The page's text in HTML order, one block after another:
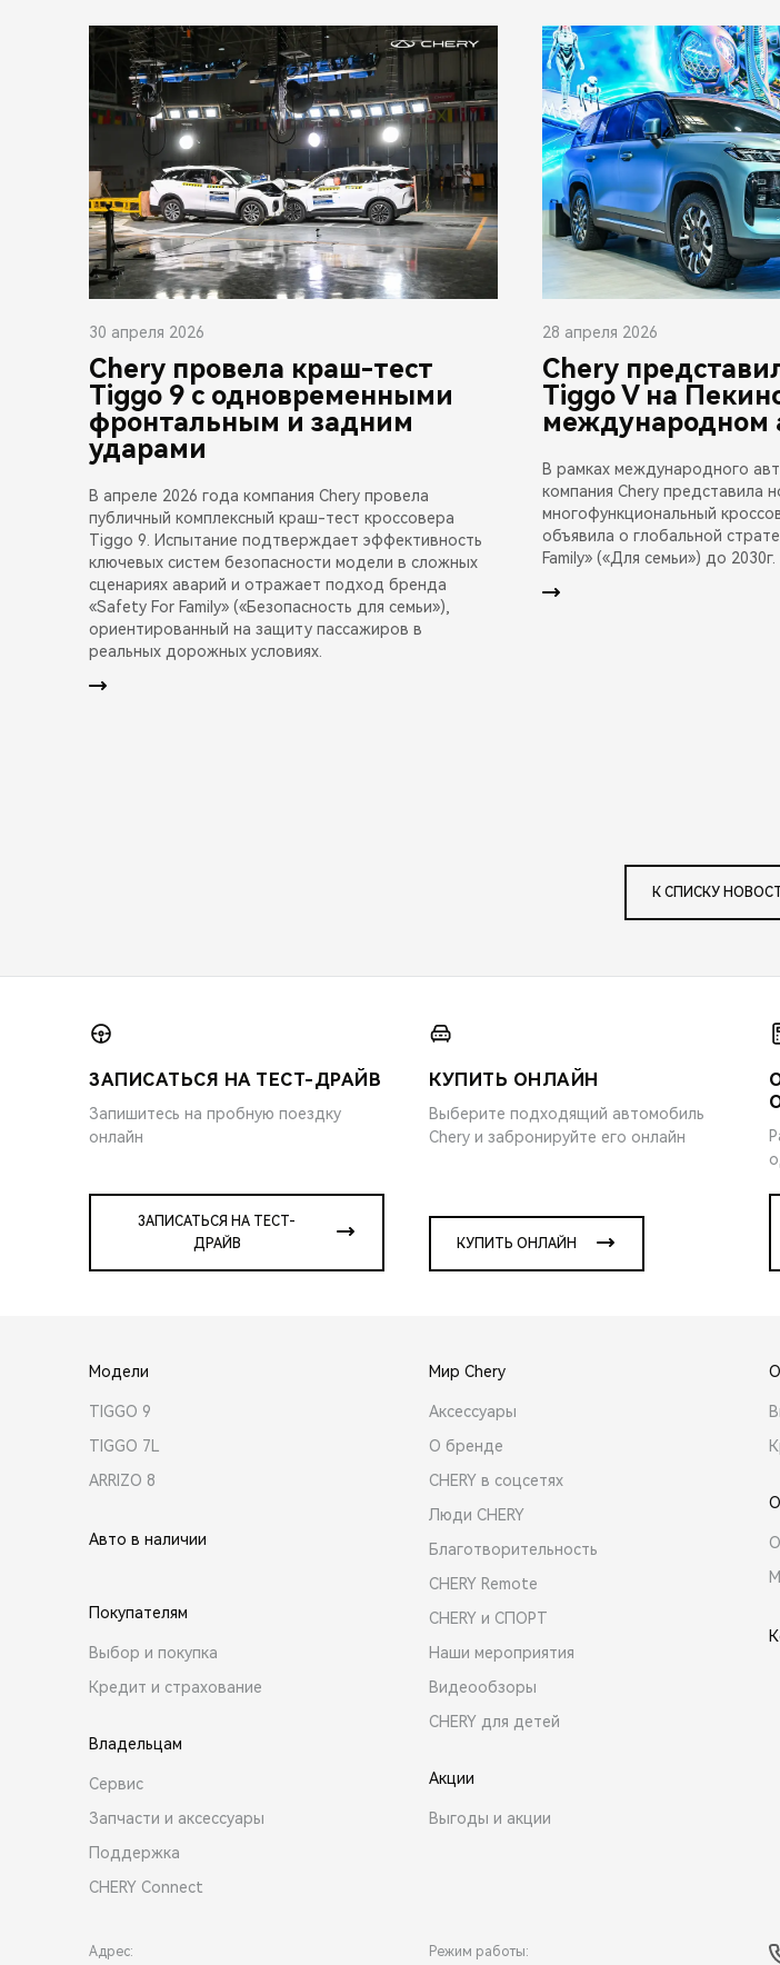
30 апреля 2026
Chery провела краш-тест
Tiggo 9 с одновременными
фронтальным и задним
ударами
В апреле 2026 года компания Chery провела
публичный комплексный краш-тест кроссовера
Tiggo 9. Испытание подтверждает эффективность
ключевых систем безопасности модели в сложных
сценариях аварий и отражает подход бренда
«Safety For Family» («Безопасность для семьи»),
ориентированный на защиту пассажиров в
реальных дорожных условиях.
28 апреля 2026
Chery
Tiggo V на
международном
В рамках международного
компания Chery представила
многофункциональный
объявила о глобальной
Family» («Для семьи») до 2030г.
К СПИСКУ
ЗАПИСАТЬСЯ НА ТЕСТ-ДРАЙВ
Запишитесь на пробную поездку
онлайн
ЗАПИСАТЬСЯ НА ТЕСТ-
ДРАЙВ
КУПИТЬ ОНЛАЙН
Выберите подходящий автомобиль
Chery и забронируйте его онлайн
КУПИТЬ ОНЛАЙН
Модели
TIGGO 9
TIGGO 7L
ARRIZO 8
Авто в наличии
Покупателям
Выбор и покупка
Кредит и страхование
Владельцам
Сервис
Запчасти и аксессуары
Поддержка
CHERY Connect
Мир Chery
Аксессуары
О бренде
CHERY в соцсетях
Люди CHERY
Благотворительность
CHERY Remote
CHERY и СПОРТ
Наши мероприятия
Видеообзоры
CHERY для детей
Акции
Выгоды и акции
Адрес: Режим работы: